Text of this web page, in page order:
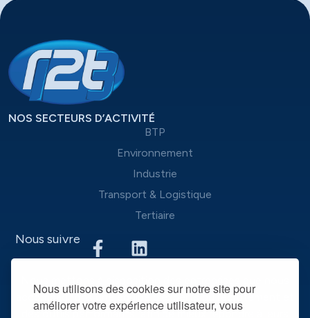
Nous utilisons des cookies sur notre site pour
améliorer votre expérience utilisateur, vous
NOS SECTEURS D’ACTIVITÉ
BTP
Environnement
Industrie
Transport & Logistique
Tertiaire
Nous suivre
accompagnons une équipe d’experts du recrutement et
des outils performants, afin de mieux répondre à leurs